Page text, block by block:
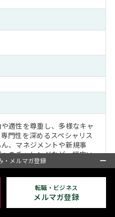
適性を尊重し、多様なキャ
門性を深めるスペシャリス
、マネジメントや新規事
のチャレンジなど、幅広い
アライフ・海外事業など、
しているため、転職するこ
ルや事業フェーズを経験し
ことが可能です。
・メルマガ登録
転職・ビジネス
メルマガ登録